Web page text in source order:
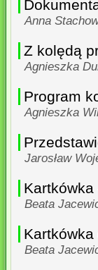
Anna
Z kolędą
Agnieszka
Program
Agnieszka
Jarosław
Beata
Kartkówka
Beata